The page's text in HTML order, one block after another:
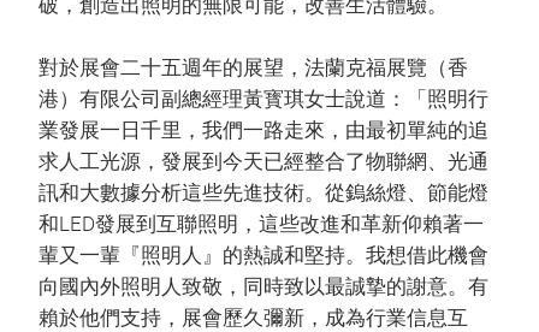
破，創造出照明的無限可能，改善生活體驗。
對於展會二十五週年的展望，法蘭克福展覽（香
港）有限公司副總經理黃寳琪女士說道：「照明行
業發展一日千里，我們一路走來，由最初單純的追
求人工光源，發展到今天已經整合了物聯網、光通
訊和大數據分析這些先進技術。從鎢絲燈、節能燈
和LED發展到互聯照明，這些改進和革新仰賴著一
輩又一輩『照明人』的熱誠和堅持。我想借此機會
向國內外照明人致敬，同時致以最誠摯的謝意。有
賴於他們支持，展會歷久彌新，成為行業信息互